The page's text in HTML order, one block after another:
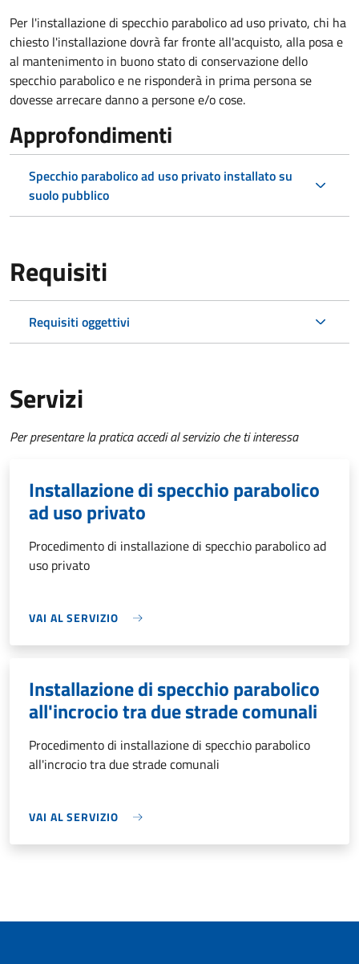
Per l'installazione di specchio parabolico ad uso privato, chi ha
chiesto l'installazione dovrà far fronte all'acquisto, alla posa e
al mantenimento in buono stato di conservazione dello
specchio parabolico e ne risponderà in prima persona se
dovesse arrecare danno a persone e/o cose.
Approfondimenti
Specchio parabolico ad uso privato installato su
suolo pubblico
Requisiti
Requisiti oggettivi
Servizi
Per presentare la pratica accedi al servizio che ti interessa
Installazione di specchio parabolico
ad uso privato
Procedimento di installazione di specchio parabolico ad
uso privato
VAI AL SERVIZIO
Installazione di specchio parabolico
all'incrocio tra due strade comunali
Procedimento di installazione di specchio parabolico
all'incrocio tra due strade comunali
VAI AL SERVIZIO